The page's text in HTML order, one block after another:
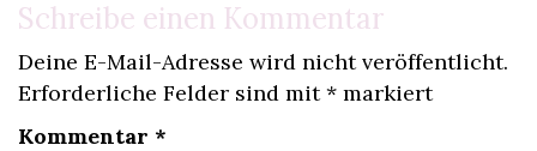
Schreibe einen Kommentar
Deine E-Mail-Adresse wird nicht veröffentlicht.
Erforderliche Felder sind mit* markiert
Kommentar *